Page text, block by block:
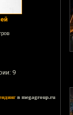
9
в megagroup.ru